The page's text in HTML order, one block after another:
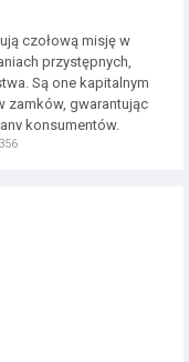
czołową misję w
przystępnych,
Są one kapitalnym
zamków, gwarantując
konsumentów.
narzekają
356